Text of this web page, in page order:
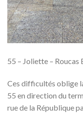
55 – Joliette – Roucas
Ces difficultés oblige
55 en direction du
rue de la République